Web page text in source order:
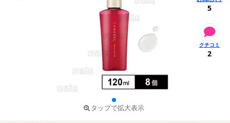
タップで拡大表示
5
2